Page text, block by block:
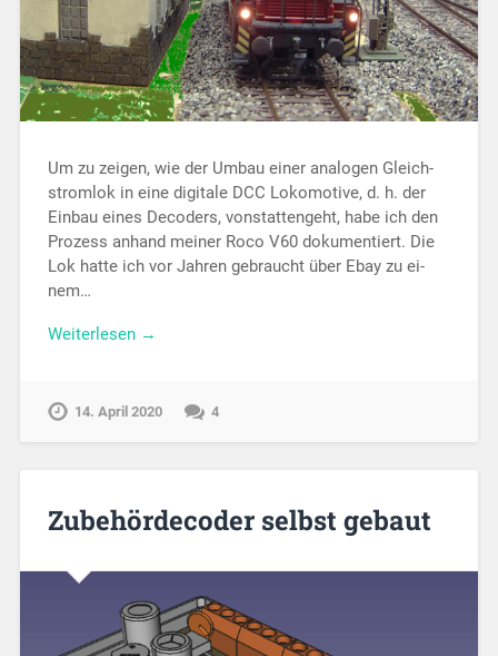
Um zu zeigen, wie der Umbau einer analogen Gleich­
strom­lok in eine digitale DCC Lo­ko­mo­ti­ve, d. h. der
Einbau eines Decoders, von­stat­ten­­­geht, habe ich den
Pro­zess anhand mei­ner Roco V60 doku­men­tiert. Die
Lok hatte ich vor Jahren ge­braucht über Ebay zu ei­
nem…
Weiterlesen →
14. April 2020 4
Zubehördecoder selbst gebaut